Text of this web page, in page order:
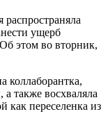
ущерб
этом во вторник,
коллаборантка,
а также восхваляла
переселенка из